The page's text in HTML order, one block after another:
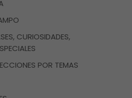
CURIOSIDADES,
POR TEMAS